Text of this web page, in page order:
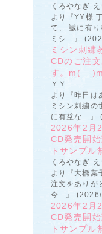
くろやなぎ え
より『YY様
て、 誠に有
ミシ...』
ミシン刺
CDのご注
す。m(__)m
ＹＹ
より『昨日は
ミシン刺繍の
に有益な...
2026年2月
CD発売開
トサンプル
くろやなぎ え
より『大橋葉
注文をありが
今...』
2026年2月
CD発売開
トサンプル